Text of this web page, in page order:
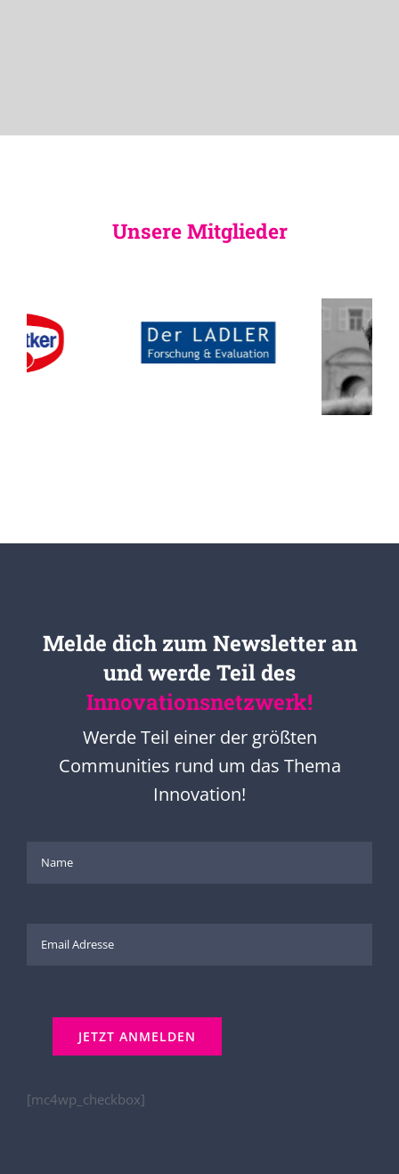
Unsere Mitglieder
Melde dich zum Newsletter an
und werde Teil des
Innovationsnetzwerk!
Werde Teil einer der größten
Communities rund um das Thema
Innovation!
[mc4wp_checkbox]